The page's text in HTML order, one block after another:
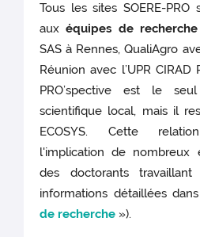
Tous les sites SOERE-
aux équipes de recherche
SAS à Rennes, QualiAgro
Réunion avec l’UPR
PRO’spective est le
scientifique local, mais il
ECOSYS. Cette
l'implication de nombreux
des doctorants
informations détaillées
de recherche »).